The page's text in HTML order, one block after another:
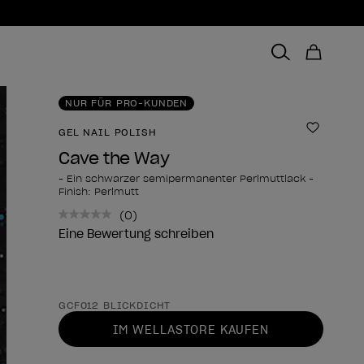
NUR FÜR PRO-KUNDEN
GEL NAIL POLISH Zur
Cave the Way
- Ein schwarzer semipermanenter Perlmuttlack -
Finish: Perlmutt
Kein
Bewertungswert.
Link
(0)
Eine Bewertung schreiben
Form des Produkts
GCF012 BLICKDICHT
IM WELLASTORE KAUFEN